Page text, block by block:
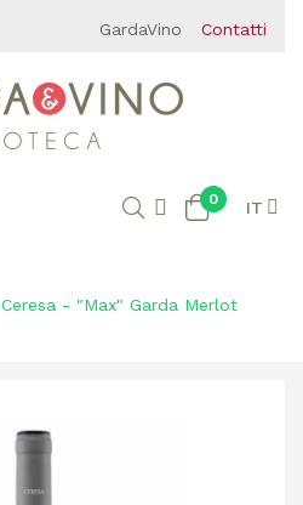
GardaVino Contatti
0 IT
Ceresa - "Max" Garda Merlot